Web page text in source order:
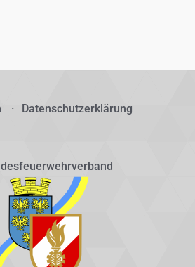
Datenschutzerklärung